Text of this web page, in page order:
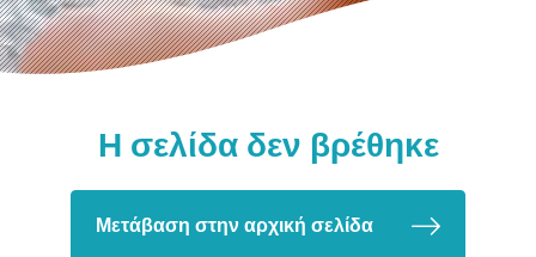
Η σελίδα δεν βρέθηκε
Μετάβαση στην αρχική σελίδα